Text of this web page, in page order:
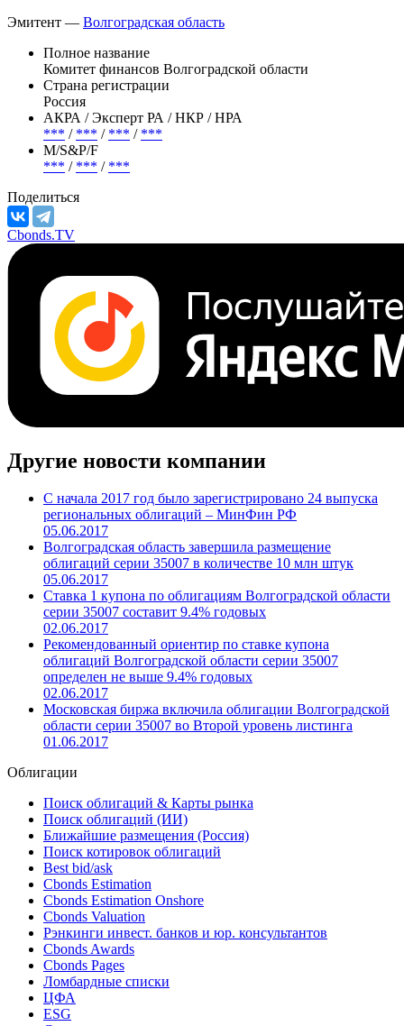
Эмитент — Волгоградская область
Полное название
Комитет финансов Волгоградской области
Страна регистрации
Россия
АКРА / Эксперт РА / НКР / НРА
*** / *** / *** / ***
М/S&P/F
*** / *** / ***
Поделиться
Cbonds.TV
Другие новости компании
С начала 2017 год было зарегистрировано 24 выпуска
региональных облигаций – МинФин РФ
05.06.2017
Волгоградская область завершила размещение
облигаций серии 35007 в количестве 10 млн штук
05.06.2017
Ставка 1 купона по облигациям Волгоградской области
серии 35007 составит 9.4% годовых
02.06.2017
Рекомендованный ориентир по ставке купона
облигаций Волгоградской области серии 35007
определен не выше 9.4% годовых
02.06.2017
Московская биржа включила облигации Волгоградской
области серии 35007 во Второй уровень листинга
01.06.2017
Облигации
Поиск облигаций & Карты рынка
Поиск облигаций (ИИ)
Ближайшие размещения (Россия)
Поиск котировок облигаций
Best bid/ask
Cbonds Estimation
Cbonds Estimation Onshore
Cbonds Valuation
Рэнкинги инвест. банков и юр. консультантов
Cbonds Awards
Cbonds Pages
Ломбардные списки
ЦФА
ESG